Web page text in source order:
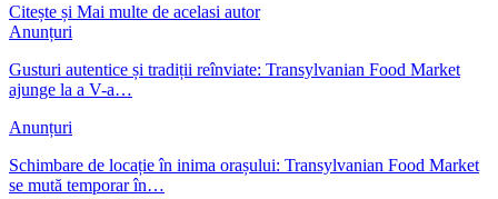
Citește și Mai multe de acelasi autor
Anunțuri
Gusturi autentice și tradiții reînviate: Transylvanian Food Market
ajunge la a V-a…
Anunțuri
Schimbare de locație în inima orașului: Transylvanian Food Market
se mută temporar în…